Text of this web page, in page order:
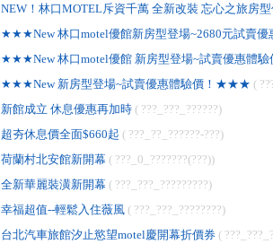
NEW！林口MOTEL斥資千萬 全新改裝 忘心之旅房
★★★New 林口motel優館新房型登場~2680元試賣
★★★New 林口motel優館 新房型登場~試賣優惠體
★★★New 新房型登場~試賣優惠體驗價！★★★ (
新館成立 休息優惠再加時 ( ???_???_??????)
超夯休息價全面$660起 ( ???_??_??????-???)
荷蘭村北安館新開幕 ( ???_0_???????(???))
全新華麗裝潢新開幕 ( ???_???_?????????)
幸福超值--輕鬆入住薇風 ( ???_???_????????)
台北汽車旅館汐止慾望motel慶開幕折價券 (